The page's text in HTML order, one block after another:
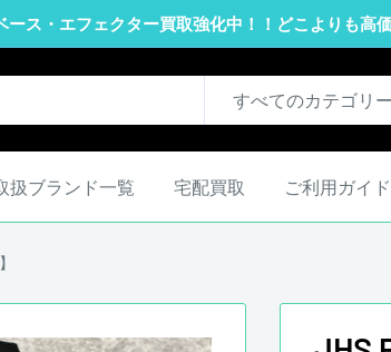
ース・エフェクター買取強化中！！どこよりも高
すべてのカテゴリー
扱ブランド一覧 宅配買取 ご利用ガイド